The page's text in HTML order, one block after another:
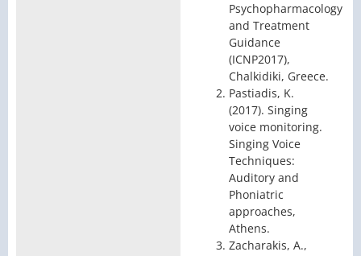
Psychopharmacology
and Treatment
Guidance
(ICNP2017),
Chalkidiki, Greece.
Pastiadis, K.
(2017). Singing
voice monitoring.
Singing Voice
Techniques:
Auditory and
Phoniatric
approaches,
Athens.
Zacharakis, A.,